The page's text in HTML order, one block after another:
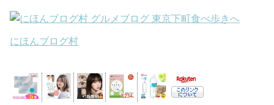
にほんブログ村